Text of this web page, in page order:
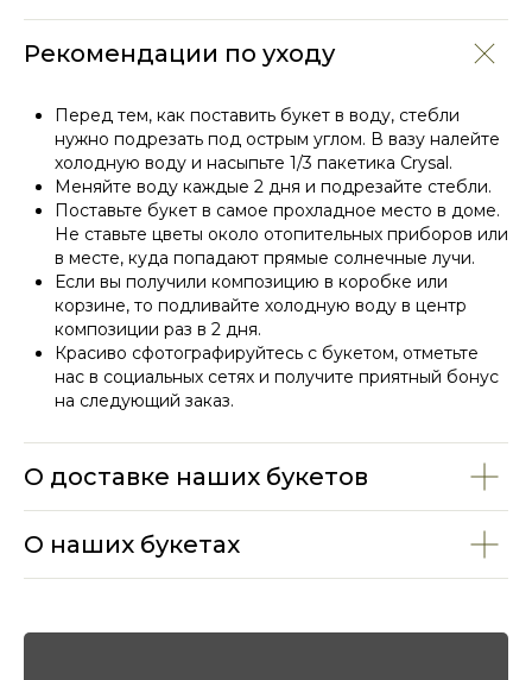
Рекомендации по уходу
Перед тем, как поставить букет в воду, стебли
нужно подрезать под острым углом. В вазу налейте
холодную воду и насыпьте 1/3 пакетика Crysal.
Меняйте воду каждые 2 дня и подрезайте стебли.
Поставьте букет в самое прохладное место в доме.
Не ставьте цветы около отопительных приборов или
в месте, куда попадают прямые солнечные лучи.
Если вы получили композицию в коробке или
корзине, то подливайте холодную воду в центр
композиции раз в 2 дня.
Красиво сфотографируйтесь с букетом, отметьте
нас в социальных сетях и получите приятный бонус
на следующий заказ.
О доставке наших букетов
О наших букетах
СМОТРИТЕ ТАКЖЕ